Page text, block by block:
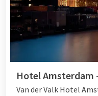
Hotel Amsterdam
Van der Valk Hotel